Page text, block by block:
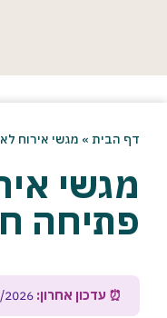
דף הבית » מגשי אירוח
מגשי
פתיחה
⏰ עדכון אחרון: